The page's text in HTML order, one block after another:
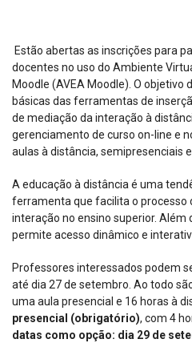
Estão abertas as inscrições para
docentes no uso do Ambiente
Moodle (AVEA Moodle). O objetivo
básicas das ferramentas de
de mediação da interação à
gerenciamento de curso on-line e
aulas à distância, semipresenciais
A educação à distância é uma
ferramenta que facilita o processo
interação no ensino superior. Além
permite acesso dinâmico e
Professores interessados podem
até dia 27 de setembro. Ao todo
uma aula presencial e 16 horas à
presencial (obrigatório), com 4
datas como opção: dia 29 de